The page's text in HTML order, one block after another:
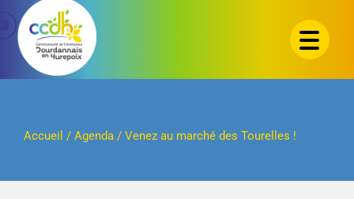
Passer
contenu
Accueil / Agenda/ Venez au marché des Tourelles !